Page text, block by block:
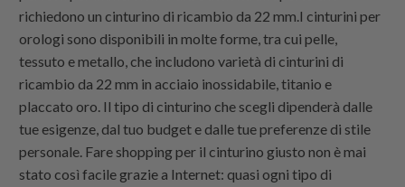
richiedono un cinturino di ricambio da 22 mm.I cinturini per
orologi sono disponibili in molte forme, tra cui pelle,
tessuto e metallo, che includono varietà di cinturini di
ricambio da 22 mm in acciaio inossidabile, titanio e
placcato oro. Il tipo di cinturino che scegli dipenderà dalle
tue esigenze, dal tuo budget e dalle tue preferenze di stile
personale. Fare shopping per il cinturino giusto non è mai
stato così facile grazie a Internet: quasi ogni tipo di